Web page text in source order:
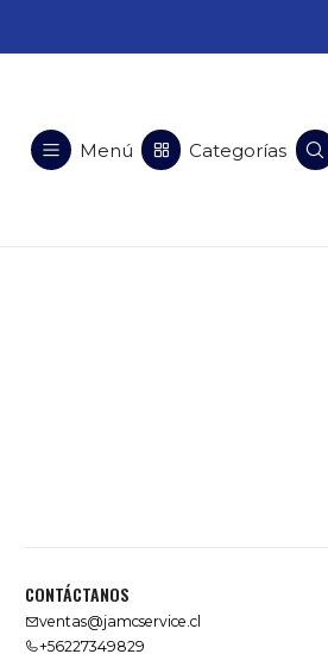
Taladros Magnéticos en
Menú Categorías
CONTÁCTANOS
ventas@jamcservice.cl
+56227349829